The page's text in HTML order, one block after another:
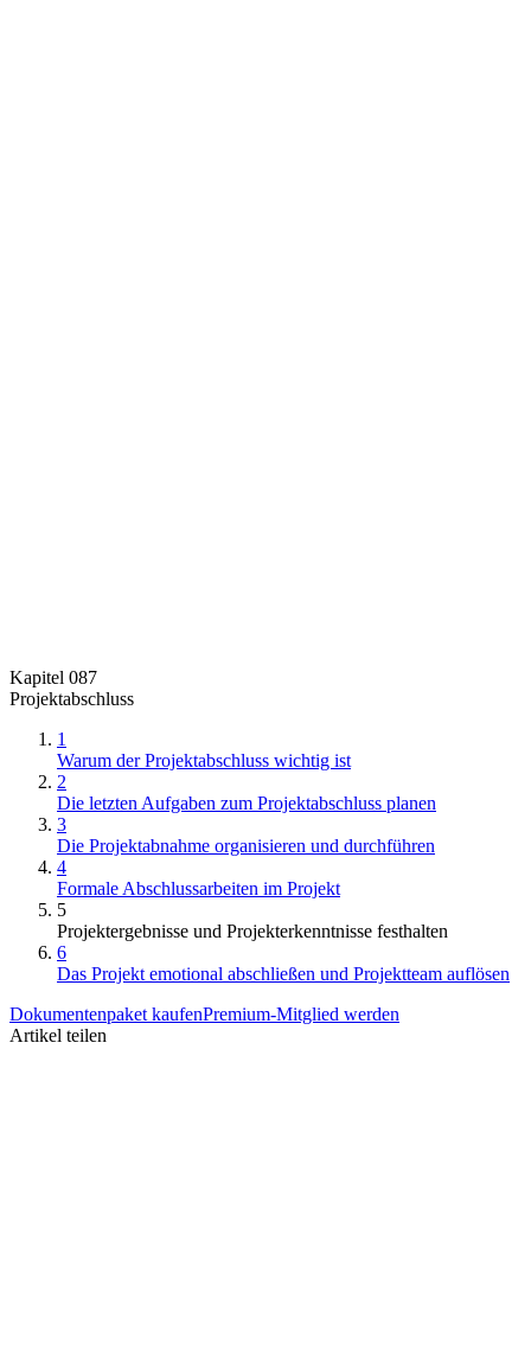
Kapitel 087
Projektabschluss
1
Warum der Projektabschluss wichtig ist
2
Die letzten Aufgaben zum Projektabschluss planen
3
Die Projektabnahme organisieren und durchführen
4
Formale Abschlussarbeiten im Projekt
5
Projektergebnisse und Projekterkenntnisse festhalten
6
Das Projekt emotional abschließen und Projektteam auflösen
Dokumentenpaket kaufenPremium-Mitglied werden
Artikel teilen